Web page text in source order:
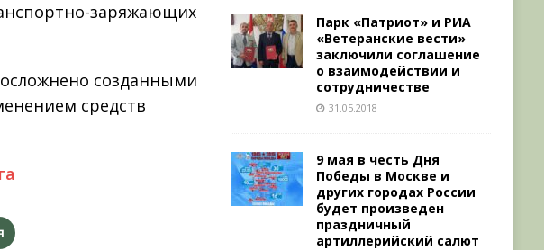
заряжающих
созданными
средств
Парк «Патриот» и РИА
«Ветеранские вести»
заключили соглашение
о взаимодействии и
сотрудничестве
31.05.2018
9 мая в честь Дня
Победы в Москве и
других городах России
будет произведен
праздничный
артиллерийский салют